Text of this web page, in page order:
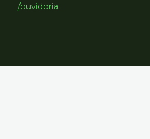
/ouvidoria